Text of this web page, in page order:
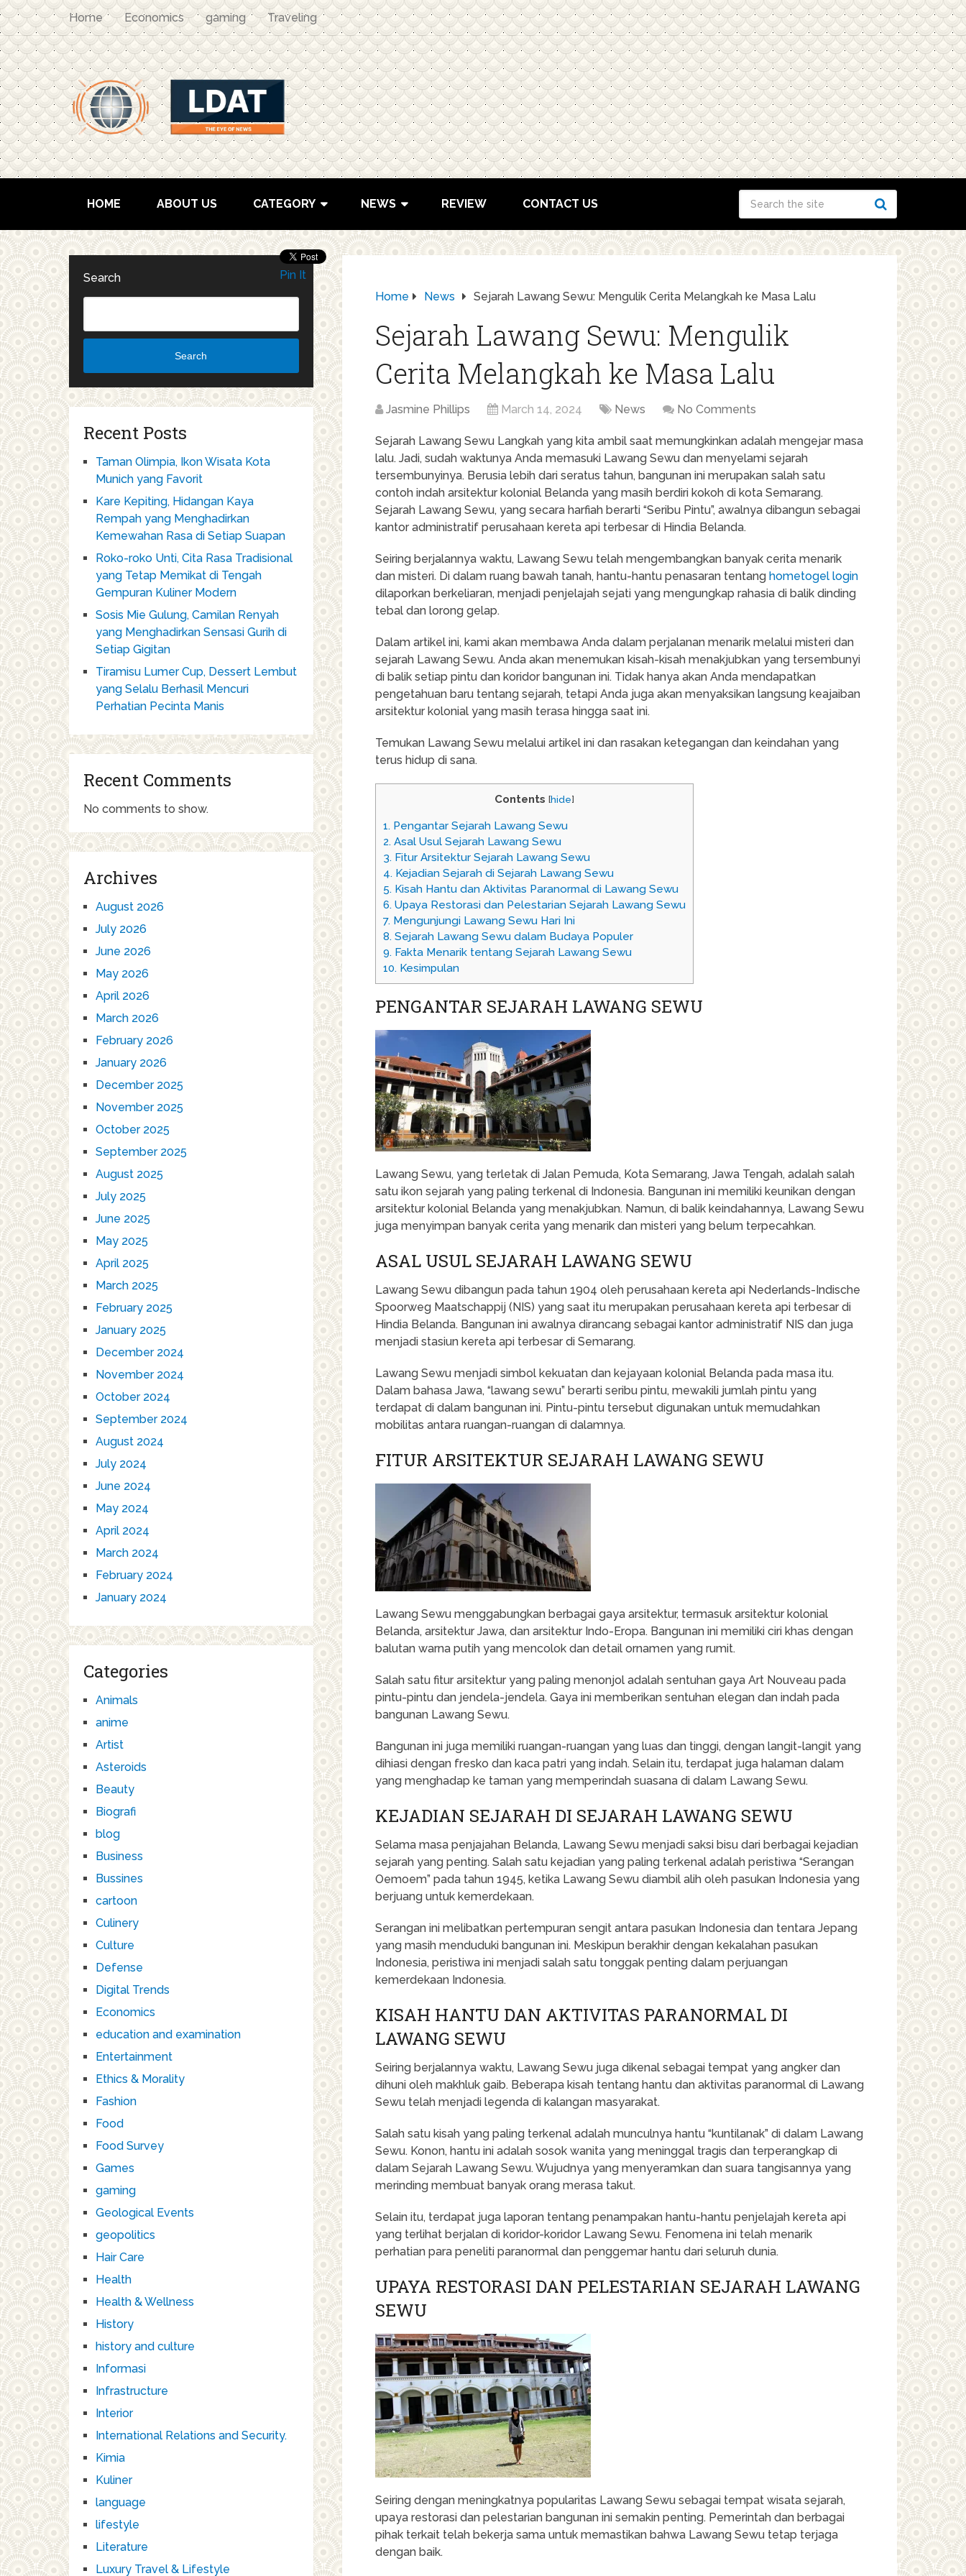
Home Economics gaming Traveling
HOME ABOUT US CATEGORY NEWS REVIEW CONTACT US
Home News Sejarah Lawang Sewu: Mengulik Cerita Melangkah ke Masa Lalu
Sejarah Lawang Sewu: Mengulik
Cerita Melangkah ke Masa Lalu
Jasmine Phillips March 14, 2024 News No Comments
Sejarah Lawang Sewu Langkah yang kita ambil saat memungkinkan adalah mengejar masa
lalu. Jadi, sudah waktunya Anda memasuki Lawang Sewu dan menyelami sejarah
tersembunyinya. Berusia lebih dari seratus tahun, bangunan ini merupakan salah satu
contoh indah arsitektur kolonial Belanda yang masih berdiri kokoh di kota Semarang.
Sejarah Lawang Sewu, yang secara harfiah berarti “Seribu Pintu”, awalnya dibangun sebagai
kantor administratif perusahaan kereta api terbesar di Hindia Belanda.
Seiring berjalannya waktu, Lawang Sewu telah mengembangkan banyak cerita menarik
dan misteri. Di dalam ruang bawah tanah, hantu-hantu penasaran tentang hometogel login
dilaporkan berkeliaran, menjadi penjelajah sejati yang mengungkap rahasia di balik dinding
tebal dan lorong gelap.
Dalam artikel ini, kami akan membawa Anda dalam perjalanan menarik melalui misteri dan
sejarah Lawang Sewu. Anda akan menemukan kisah-kisah menakjubkan yang tersembunyi
di balik setiap pintu dan koridor bangunan ini. Tidak hanya akan Anda mendapatkan
pengetahuan baru tentang sejarah, tetapi Anda juga akan menyaksikan langsung keajaiban
arsitektur kolonial yang masih terasa hingga saat ini.
Temukan Lawang Sewu melalui artikel ini dan rasakan ketegangan dan keindahan yang
terus hidup di sana.
Contents [hide]
1. Pengantar Sejarah Lawang Sewu
2. Asal Usul Sejarah Lawang Sewu
3. Fitur Arsitektur Sejarah Lawang Sewu
4. Kejadian Sejarah di Sejarah Lawang Sewu
5. Kisah Hantu dan Aktivitas Paranormal di Lawang Sewu
6. Upaya Restorasi dan Pelestarian Sejarah Lawang Sewu
7. Mengunjungi Lawang Sewu Hari Ini
8. Sejarah Lawang Sewu dalam Budaya Populer
9. Fakta Menarik tentang Sejarah Lawang Sewu
10. Kesimpulan
PENGANTAR SEJARAH LAWANG SEWU
Lawang Sewu, yang terletak di Jalan Pemuda, Kota Semarang, Jawa Tengah, adalah salah
satu ikon sejarah yang paling terkenal di Indonesia. Bangunan ini memiliki keunikan dengan
arsitektur kolonial Belanda yang menakjubkan. Namun, di balik keindahannya, Lawang Sewu
juga menyimpan banyak cerita yang menarik dan misteri yang belum terpecahkan.
ASAL USUL SEJARAH LAWANG SEWU
Lawang Sewu dibangun pada tahun 1904 oleh perusahaan kereta api Nederlands-Indische
Spoorweg Maatschappij (NIS) yang saat itu merupakan perusahaan kereta api terbesar di
Hindia Belanda. Bangunan ini awalnya dirancang sebagai kantor administratif NIS dan juga
menjadi stasiun kereta api terbesar di Semarang.
Lawang Sewu menjadi simbol kekuatan dan kejayaan kolonial Belanda pada masa itu.
Dalam bahasa Jawa, “lawang sewu” berarti seribu pintu, mewakili jumlah pintu yang
terdapat di dalam bangunan ini. Pintu-pintu tersebut digunakan untuk memudahkan
mobilitas antara ruangan-ruangan di dalamnya.
FITUR ARSITEKTUR SEJARAH LAWANG SEWU
Lawang Sewu menggabungkan berbagai gaya arsitektur, termasuk arsitektur kolonial
Belanda, arsitektur Jawa, dan arsitektur Indo-Eropa. Bangunan ini memiliki ciri khas dengan
balutan warna putih yang mencolok dan detail ornamen yang rumit.
Salah satu fitur arsitektur yang paling menonjol adalah sentuhan gaya Art Nouveau pada
pintu-pintu dan jendela-jendela. Gaya ini memberikan sentuhan elegan dan indah pada
bangunan Lawang Sewu.
Bangunan ini juga memiliki ruangan-ruangan yang luas dan tinggi, dengan langit-langit yang
dihiasi dengan fresko dan kaca patri yang indah. Selain itu, terdapat juga halaman dalam
yang menghadap ke taman yang memperindah suasana di dalam Lawang Sewu.
KEJADIAN SEJARAH DI SEJARAH LAWANG SEWU
Selama masa penjajahan Belanda, Lawang Sewu menjadi saksi bisu dari berbagai kejadian
sejarah yang penting. Salah satu kejadian yang paling terkenal adalah peristiwa “Serangan
Oemoem” pada tahun 1945, ketika Lawang Sewu diambil alih oleh pasukan Indonesia yang
berjuang untuk kemerdekaan.
Serangan ini melibatkan pertempuran sengit antara pasukan Indonesia dan tentara Jepang
yang masih menduduki bangunan ini. Meskipun berakhir dengan kekalahan pasukan
Indonesia, peristiwa ini menjadi salah satu tonggak penting dalam perjuangan
kemerdekaan Indonesia.
KISAH HANTU DAN AKTIVITAS PARANORMAL DI
LAWANG SEWU
Seiring berjalannya waktu, Lawang Sewu juga dikenal sebagai tempat yang angker dan
dihuni oleh makhluk gaib. Beberapa kisah tentang hantu dan aktivitas paranormal di Lawang
Sewu telah menjadi legenda di kalangan masyarakat.
Salah satu kisah yang paling terkenal adalah munculnya hantu “kuntilanak” di dalam Lawang
Sewu. Konon, hantu ini adalah sosok wanita yang meninggal tragis dan terperangkap di
dalam Sejarah Lawang Sewu. Wujudnya yang menyeramkan dan suara tangisannya yang
merinding membuat banyak orang merasa takut.
Selain itu, terdapat juga laporan tentang penampakan hantu-hantu penjelajah kereta api
yang terlihat berjalan di koridor-koridor Lawang Sewu. Fenomena ini telah menarik
perhatian para peneliti paranormal dan penggemar hantu dari seluruh dunia.
UPAYA RESTORASI DAN PELESTARIAN SEJARAH LAWANG
SEWU
Seiring dengan meningkatnya popularitas Lawang Sewu sebagai tempat wisata sejarah,
upaya restorasi dan pelestarian bangunan ini semakin penting. Pemerintah dan berbagai
pihak terkait telah bekerja sama untuk memastikan bahwa Lawang Sewu tetap terjaga
dengan baik.
Pin It
Search
Search
Recent Posts
Taman Olimpia, Ikon Wisata Kota
Munich yang Favorit
Kare Kepiting, Hidangan Kaya
Rempah yang Menghadirkan
Kemewahan Rasa di Setiap Suapan
Roko-roko Unti, Cita Rasa Tradisional
yang Tetap Memikat di Tengah
Gempuran Kuliner Modern
Sosis Mie Gulung, Camilan Renyah
yang Menghadirkan Sensasi Gurih di
Setiap Gigitan
Tiramisu Lumer Cup, Dessert Lembut
yang Selalu Berhasil Mencuri
Perhatian Pecinta Manis
Recent Comments
No comments to show.
Archives
August 2026
July 2026
June 2026
May 2026
April 2026
March 2026
February 2026
January 2026
December 2025
November 2025
October 2025
September 2025
August 2025
July 2025
June 2025
May 2025
April 2025
March 2025
February 2025
January 2025
December 2024
November 2024
October 2024
September 2024
August 2024
July 2024
June 2024
May 2024
April 2024
March 2024
February 2024
January 2024
Categories
Animals
anime
Artist
Asteroids
Beauty
Biografi
blog
Business
Bussines
cartoon
Culinery
Culture
Defense
Digital Trends
Economics
education and examination
Entertainment
Ethics & Morality
Fashion
Food
Food Survey
Games
gaming
Geological Events
geopolitics
Hair Care
Health
Health & Wellness
History
history and culture
Informasi
Infrastructure
Interior
International Relations and Security.
Kimia
Kuliner
language
lifestyle
Literature
Luxury Travel & Lifestyle